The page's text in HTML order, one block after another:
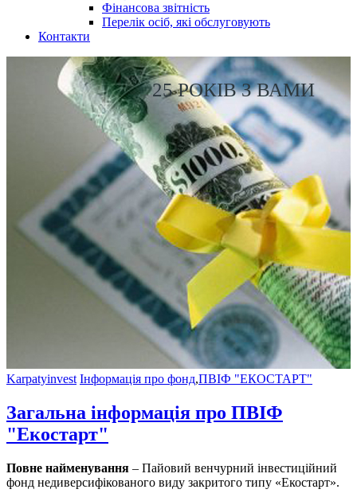
Фінансова звітність
Перелік осіб, які обслуговують
Контакти
25 РОКІВ З ВАМИ
Karpatyinvest Інформація про фонд,ПВІФ "ЕКОСТАРТ"
Загальна інформація про ПВІФ
"Екостарт"
Повне найменування – Пайовий венчурний інвестиційний
фонд недиверсифікованого виду закритого типу «Екостарт».